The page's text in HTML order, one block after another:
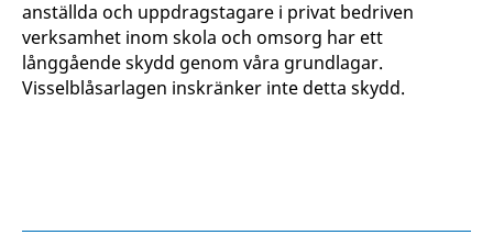
anställda och uppdragstagare i privat bedriven
verksamhet inom skola och omsorg har ett
långgående skydd genom våra grundlagar.
Visselblåsarlagen inskränker inte detta skydd.